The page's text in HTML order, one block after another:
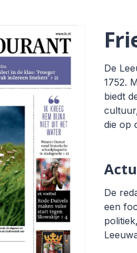
De
1752.
biedt
die op
De
een